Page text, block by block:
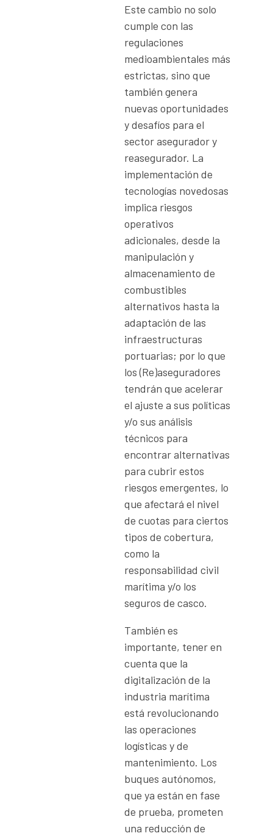
Este cambio no solo
cumple con las
regulaciones
medioambientales más
estrictas, sino que
también genera
nuevas oportunidades
y desafíos para el
sector asegurador y
reasegurador. La
implementación de
tecnologías novedosas
implica riesgos
operativos
adicionales, desde la
manipulación y
almacenamiento de
combustibles
alternativos hasta la
adaptación de las
infraestructuras
portuarias; por lo que
los (Re)aseguradores
tendrán que acelerar
el ajuste a sus políticas
y/o sus análisis
técnicos para
encontrar alternativas
para cubrir estos
riesgos emergentes, lo
que afectará el nivel
de cuotas para ciertos
tipos de cobertura,
como la
responsabilidad civil
marítima y/o los
seguros de casco.
También es
importante, tener en
cuenta que la
digitalización de la
industria marítima
está revolucionando
las operaciones
logísticas y de
mantenimiento. Los
buques autónomos,
que ya están en fase
de prueba, prometen
una reducción de